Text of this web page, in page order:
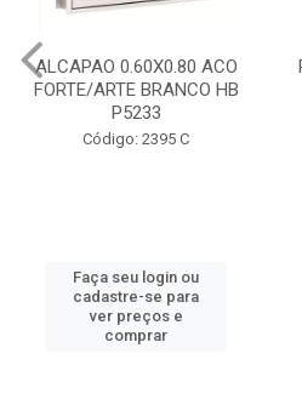
PORTA CANELADA 85X2.15
DIR HB ACO ARTE 1490
Código: 2314
Faça seu login ou
cadastre-se para
ver preços e
comprar